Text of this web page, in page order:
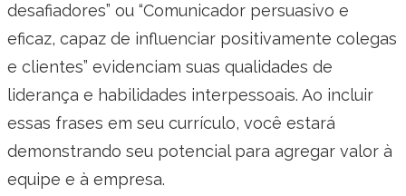
desafiadores” ou “Comunicador persuasivo e
eficaz, capaz de influenciar positivamente colegas
e clientes” evidenciam suas qualidades de
liderança e habilidades interpessoais. Ao incluir
essas frases em seu currículo, você estará
demonstrando seu potencial para agregar valor à
equipe e à empresa.